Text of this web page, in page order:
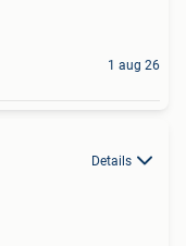
1 aug 26
Details